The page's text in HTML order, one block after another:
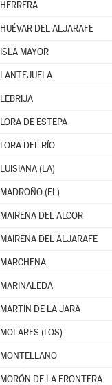
HERRERA
HUÉVAR DEL ALJARAFE
ISLA MAYOR
LANTEJUELA
LEBRIJA
LORA DE ESTEPA
LORA DEL RÍO
LUISIANA (LA)
MADROÑO (EL)
MAIRENA DEL ALCOR
MAIRENA DEL ALJARAFE
MARCHENA
MARINALEDA
MARTÍN DE LA JARA
MOLARES (LOS)
MONTELLANO
MORÓN DE LA FRONTERA